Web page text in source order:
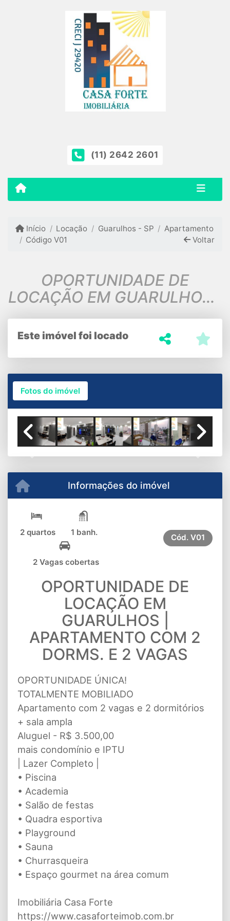
(11) 2642 2601
Início Locação Guarulhos - SP
Apartamento
Código V01
Voltar
OPORTUNIDADE DE
LOCAÇÃO EM GUARULHOS |
APARTAMENTO COM 2
DORMS. E 2 VAGAS
Este imóvel foi locado
Fotos do imóvel
Informações do imóvel
2 quartos 1 banh.
2 Vagas cobertas
Cód. V01
OPORTUNIDADE DE
LOCAÇÃO EM
GUARULHOS |
APARTAMENTO COM 2
DORMS. E 2 VAGAS
OPORTUNIDADE ÚNICA!
TOTALMENTE MOBILIADO
Apartamento com 2 vagas e 2 dormitórios
+ sala ampla
Aluguel - R$ 3.500,00
mais condomínio e IPTU
| Lazer Completo |
• Piscina
• Academia
• Salão de festas
• Quadra esportiva
• Playground
• Sauna
• Churrasqueira
• Espaço gourmet na área comum
Imobiliária Casa Forte
https://www.casaforteimob.com.br